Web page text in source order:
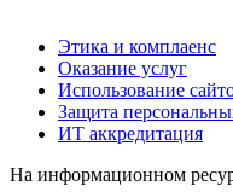
Этика и комплаенс
Оказание услуг
Использование
Защита
ИТ аккредитация
На информационном